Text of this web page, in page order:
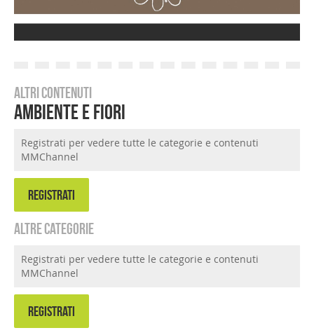
Altri contenuti
Ambiente e Fiori
Registrati per vedere tutte le categorie e contenuti
MMChannel
REGISTRATI
Altre categorie
Registrati per vedere tutte le categorie e contenuti
MMChannel
REGISTRATI